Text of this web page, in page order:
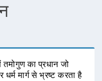
तमोगुण का प्रधान जो
मार्ग से भ्रष्ट करता है